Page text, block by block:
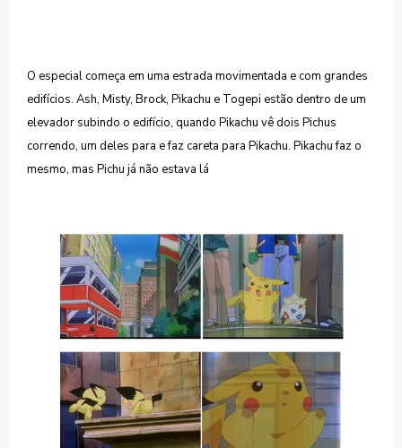
O especial começa em uma estrada movimentada e com grandes
edifícios. Ash, Misty, Brock, Pikachu e Togepi estão dentro de um
elevador subindo o edifício, quando Pikachu vê dois Pichus
correndo, um deles para e faz careta para Pikachu. Pikachu faz o
mesmo, mas Pichu já não estava lá